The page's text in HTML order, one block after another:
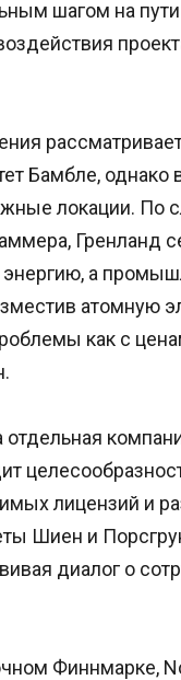
шагом на
Бамбле, однако
локации. По
Гренланд
а
атомную
как с
лицензий и
Шиен и
диалог о
Финнмарке,